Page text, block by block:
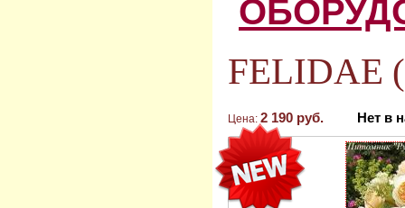
FELIDAE
Цена: 2 190 руб. Нет в